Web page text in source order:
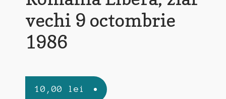
vechi 9 octombrie
1986
10,00 lei